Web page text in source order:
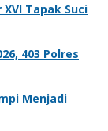
Tapak Suci
403 Polres
Menjadi